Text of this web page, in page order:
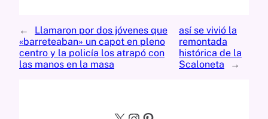
←
Llamaron por dos jóvenes que
«barreteaban» un capot en pleno
centro y la policía los atrapó con
las manos en la masa
así se vivió la
remontada
histórica de la
Scaloneta
→